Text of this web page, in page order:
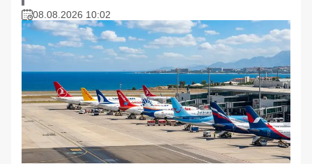
08.08.2026 10:02